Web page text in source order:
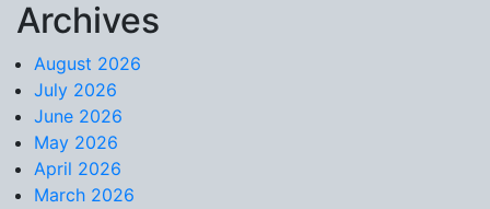
Skip to content
Archives
August 2026
July 2026
June 2026
May 2026
April 2026
March 2026